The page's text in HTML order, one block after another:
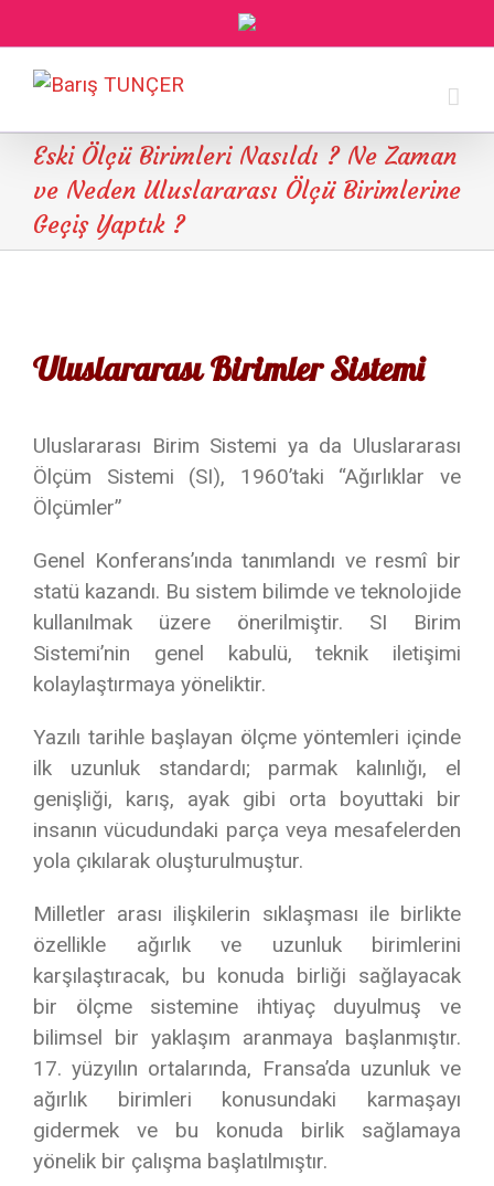
Eski Ölçü Birimleri Nasıldı ? Ne Zaman
ve Neden Uluslararası Ölçü Birimlerine
Geçiş Yaptık ?
Uluslararası Birimler Sistemi
Uluslararası Birim Sistemi ya da Uluslararası
Ölçüm Sistemi (SI), 1960’taki “Ağırlıklar ve
Ölçümler”
Genel Konferans’ında tanımlandı ve resmî bir
statü kazandı. Bu sistem bilimde ve teknolojide
kullanılmak üzere önerilmiştir. SI Birim
Sistemi’nin genel kabulü, teknik iletişimi
kolaylaştırmaya yöneliktir.
Yazılı tarihle başlayan ölçme yöntemleri içinde
ilk uzunluk standardı; parmak kalınlığı, el
genişliği, karış, ayak gibi orta boyuttaki bir
insanın vücudundaki parça veya mesafelerden
yola çıkılarak oluşturulmuştur.
Milletler arası ilişkilerin sıklaşması ile birlikte
özellikle ağırlık ve uzunluk birimlerini
karşılaştıracak, bu konuda birliği sağlayacak
bir ölçme sistemine ihtiyaç duyulmuş ve
bilimsel bir yaklaşım aranmaya başlanmıştır.
17. yüzyılın ortalarında, Fransa’da uzunluk ve
ağırlık birimleri konusundaki karmaşayı
gidermek ve bu konuda birlik sağlamaya
yönelik bir çalışma başlatılmıştır.